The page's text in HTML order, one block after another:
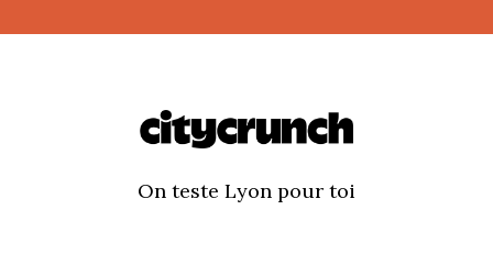
On teste Lyon pour toi